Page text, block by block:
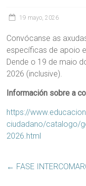
19 mayo, 2026
Convócanse as
específicas de apoio
Dende o 19 de maio
2026 (inclusive).
Información sobre a
https://
ciudadano/catalogo/
2026.html
← FASE